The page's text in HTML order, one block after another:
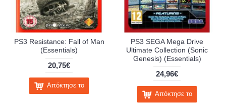
PS3 Resistance: Fall of Man
(Essentials)
20,75€
Απόκτησε το
PS3 SEGA Mega Drive
Ultimate Collection (Sonic
Genesis) (Essentials)
24,96€
Απόκτησε το